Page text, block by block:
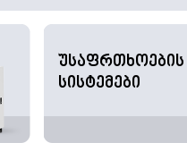
უსაფრთხოების
სისტემები